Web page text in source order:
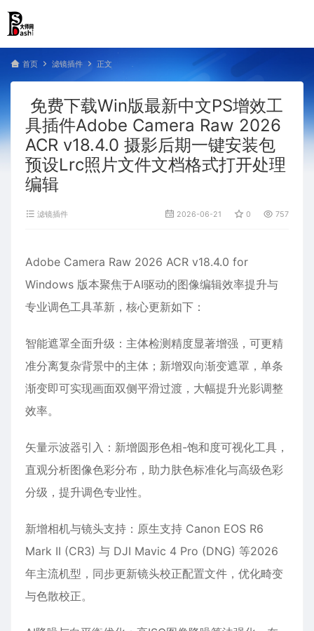
首页 滤镜插件 正文
免费下载Win版最新中文PS增效工
具插件Adobe Camera Raw 2026
ACR v18.4.0 摄影后期一键安装包
预设Lrc照片文件文档格式打开处理
编辑
滤镜插件 2026-06-21 0 757
Adobe Camera Raw 2026 ACR v18.4.0 for
Windows 版本聚焦于‌AI驱动的图像编辑效率提升‌与‌
专业调色工具革新‌，核心更新如下：
智能遮罩全面升级‌：主体检测精度显著增强，可更精
准分离复杂背景中的主体；新增‌双向渐变遮罩‌，单条
渐变即可实现画面双侧平滑过渡，大幅提升光影调整
效率。
矢量示波器引入‌：新增圆形色相-饱和度可视化工具，
直观分析图像色彩分布，助力肤色标准化与高级色彩
分级，提升调色专业性。
新增相机与镜头支持‌：原生支持 ‌Canon EOS R6
Mark II (CR3)‌ 与 ‌DJI Mavic 4 Pro (DNG)‌ 等2026
年主流机型，同步更新镜头校正配置文件，优化畸变
与色散校正。